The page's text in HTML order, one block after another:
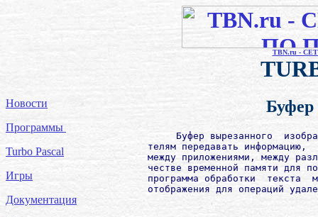
TBN.ru -
Новости
Программы
Turbo Pascal
Игры
Документация
Буфер
Буфер вырезанного
телям передавать информацию,
между приложениями, между
честве временной памяти для
программа обработки  текста
отображения для операций